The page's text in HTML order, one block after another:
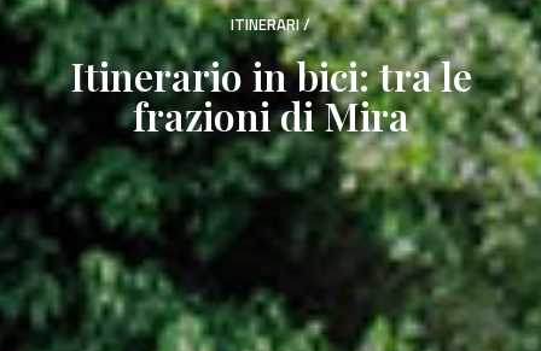
ITINERARI/
Itinerario in bici: tra le
frazioni di Mira